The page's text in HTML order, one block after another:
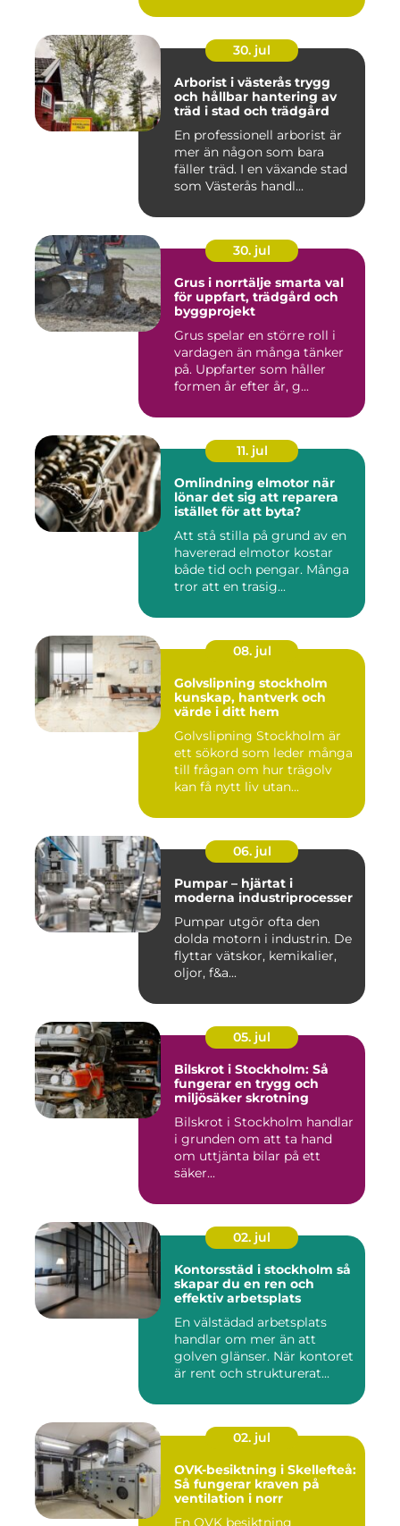
30. jul
Arborist i västerås trygg
och hållbar hantering av
träd i stad och trädgård
En professionell arborist är
mer än någon som bara
fäller träd. I en växande stad
som Västerås handl...
30. jul
Grus i norrtälje smarta val
för uppfart, trädgård och
byggprojekt
Grus spelar en större roll i
vardagen än många tänker
på. Uppfarter som håller
formen år efter år, g...
11. jul
Omlindning elmotor när
lönar det sig att reparera
istället för att byta?
Att stå stilla på grund av en
havererad elmotor kostar
både tid och pengar. Många
tror att en trasig...
08. jul
Golvslipning stockholm
kunskap, hantverk och
värde i ditt hem
Golvslipning Stockholm är
ett sökord som leder många
till frågan om hur trägolv
kan få nytt liv utan...
06. jul
Pumpar – hjärtat i
moderna industriprocesser
Pumpar utgör ofta den
dolda motorn i industrin. De
flyttar vätskor, kemikalier,
oljor, f&a...
05. jul
Bilskrot i Stockholm: Så
fungerar en trygg och
miljösäker skrotning
Bilskrot i Stockholm handlar
i grunden om att ta hand
om uttjänta bilar på ett
säker...
02. jul
Kontorsstäd i stockholm så
skapar du en ren och
effektiv arbetsplats
En välstädad arbetsplats
handlar om mer än att
golven glänser. När kontoret
är rent och strukturerat...
02. jul
OVK-besiktning i Skellefteå:
Så fungerar kraven på
ventilation i norr
En OVK besiktning